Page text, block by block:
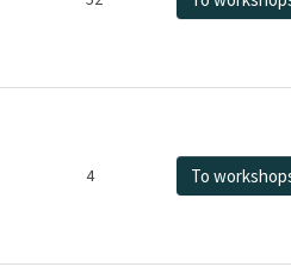
4 To